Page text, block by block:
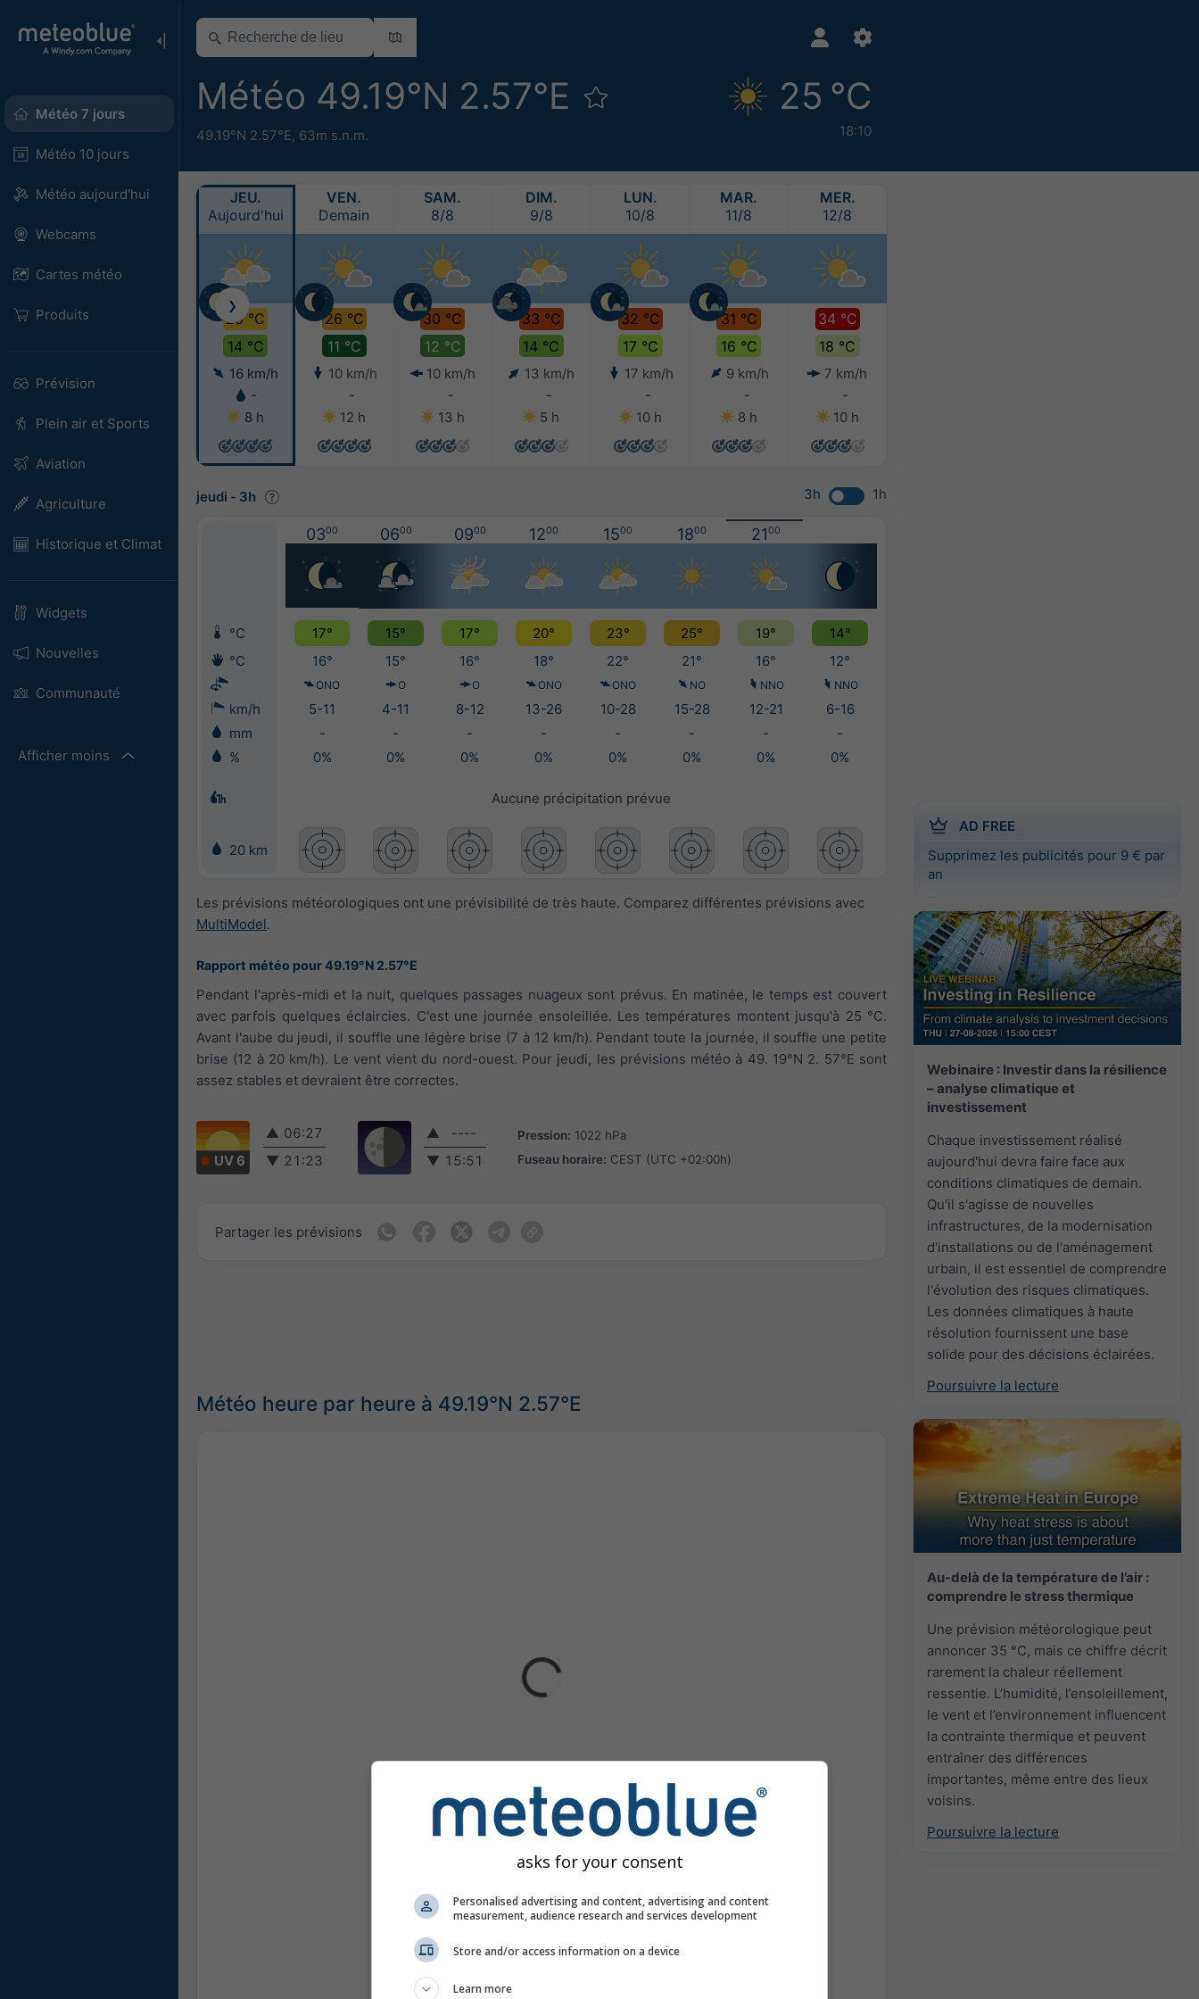
Météo 7 jours
Météo 10 jours
Météo aujourd'hui
Webcams
Cartes météo
Produits
Prévision
Plein air et Sports
Aviation
Agriculture
Historique et Climat
Widgets
Nouvelles
Communauté
Afficher moins
Météo 49.19°N 2.57°E
49.19°N 2.57°E, 63m s.n.m.
25 °C
18:10
AD FREE
Supprimez les publicités pour 9 € par
an
Webinaire : Investir dans la résilience
– analyse climatique et
investissement
Chaque investissement réalisé
aujourd'hui devra faire face aux
conditions climatiques de demain.
Qu'il s'agisse de nouvelles
infrastructures, de la modernisation
d'installations ou de l'aménagement
urbain, il est essentiel de comprendre
l'évolution des risques climatiques.
Les données climatiques à haute
résolution fournissent une base
solide pour des décisions éclairées.
Poursuivre la lecture
Au-delà de la température de l’air :
comprendre le stress thermique
Une prévision météorologique peut
annoncer 35 °C, mais ce chiffre décrit
rarement la chaleur réellement
ressentie. L’humidité, l’ensoleillement,
le vent et l’environnement influencent
la contrainte thermique et peuvent
entraîner des différences
importantes, même entre des lieux
voisins.
Poursuivre la lecture
JEU.
Aujourd'hui
25 °C
14 °C
16 km/h
-
8 h
VEN.
Demain
26 °C
11 °C
10 km/h
-
12 h
SAM.
8/8
30 °C
12 °C
10 km/h
-
13 h
DIM.
9/8
33 °C
14 °C
13 km/h
-
5 h
LUN.
10/8
32 °C
17 °C
17 km/h
-
10 h
MAR.
11/8
31 °C
16 °C
9 km/h
-
8 h
MER.
12/8
34 °C
18 °C
7 km/h
-
10 h
❯
jeudi - 3h 3h 1h
0300 0600 0900 1200 1500 1800 2100
°C 17° 15° 17° 20° 23° 25° 19°
14°
°C
16° 15° 16° 18° 22° 21° 16° 12°
ONO O O ONO ONO NO NNO NNO
km/h 5-11 4-11 8-12 13-26 10-28 15-28 12-21
6-16
mm
- - - - - - -
-
%
0% 0% 0% 0% 0% 0% 0% 0%
Aucune précipitation prévue
20 km
Les prévisions météorologiques ont une prévisibilité de très haute. Comparez différentes prévisions avec
MultiModel.
Rapport météo pour 49.19°N 2.57°E
Pendant l'après-midi et la nuit, quelques passages nuageux sont prévus. En matinée, le temps est couvert
avec parfois quelques éclaircies. C'est une journée ensoleillée. Les températures montent jusqu'à 25 °C.
Avant l'aube du jeudi, il souffle une légère brise (7 à 12 km/h). Pendant toute la journée, il souffle une petite
brise (12 à 20 km/h). Le vent vient du nord-ouest. Pour jeudi, les prévisions météo à 49. 19°N 2. 57°E sont
assez stables et devraient être correctes.
UV 6
▲ 06:27
▼ 21:23
▲
----
▼ 15:51
Pression: 1022 hPa
Fuseau horaire: CEST (UTC +02:00h)
Partager les prévisions
Météo heure par heure à 49.19°N 2.57°E
asks for your consent
Personalised advertising and content, advertising and content
measurement, audience research and services development
Store and/or access information on a device
Learn more